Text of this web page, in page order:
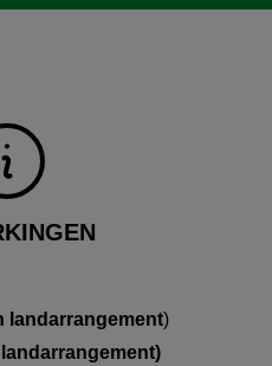
landarrangement)